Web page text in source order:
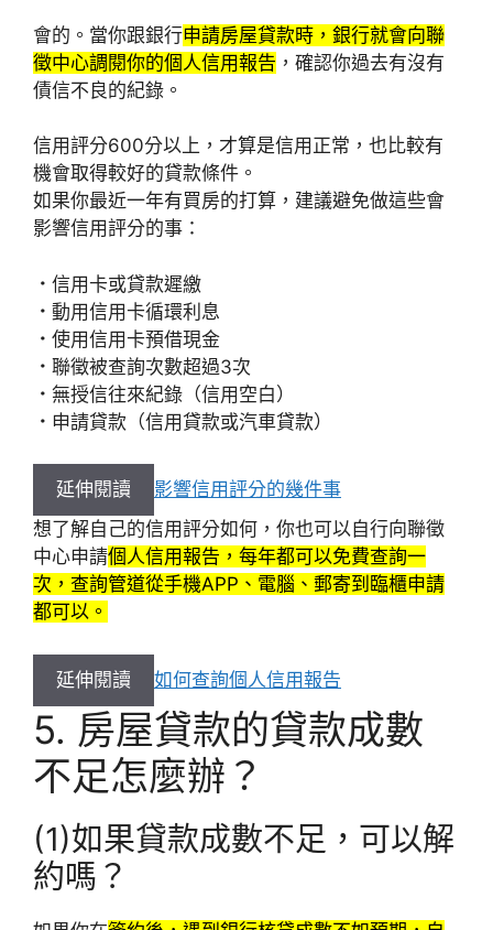
會的。當你跟銀行申請房屋貸款時，銀行就會向聯
徵中心調閱你的個人信用報告 ，確認你過去有沒有
債信不良的紀錄。
信用評分600分以上，才算是信用正常，也比較有
機會取得較好的貸款條件。
如果你最近一年有買房的打算，建議避免做這些會
影響信用評分的事：
． 信用卡或貸款遲繳
． 動用信用卡循環利息
． 使用信用卡預借現金
． 聯徵被查詢次數超過3次
． 無授信往來紀錄（信用空白）
． 申請貸款（信用貸款或汽車貸款）
延伸閱讀
影響信用評分的幾件事
想了解自己的信用評分如何，你也可以自行向聯徵
中心申請個人信用報告，每年都可以免費查詢一
次，查詢管道從手機APP、電腦、郵寄到臨櫃申請
都可以。
延伸閱讀 如何查詢個人信用報告
5. 房屋貸款的貸款成數
不足怎麼辦？
(1)如果貸款成數不足，可以解
約嗎？